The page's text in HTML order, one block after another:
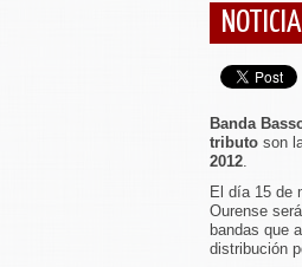
Banda
tributo son
2012.
El día 15 de
Ourense
bandas que
distribución